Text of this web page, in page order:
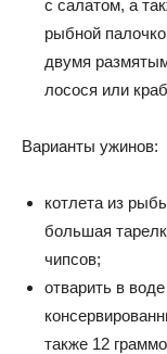
с салатом, а
рыбной
двумя
лосося или
Варианты ужинов:
котлета из
большая
чипсов;
отварить в
также 12